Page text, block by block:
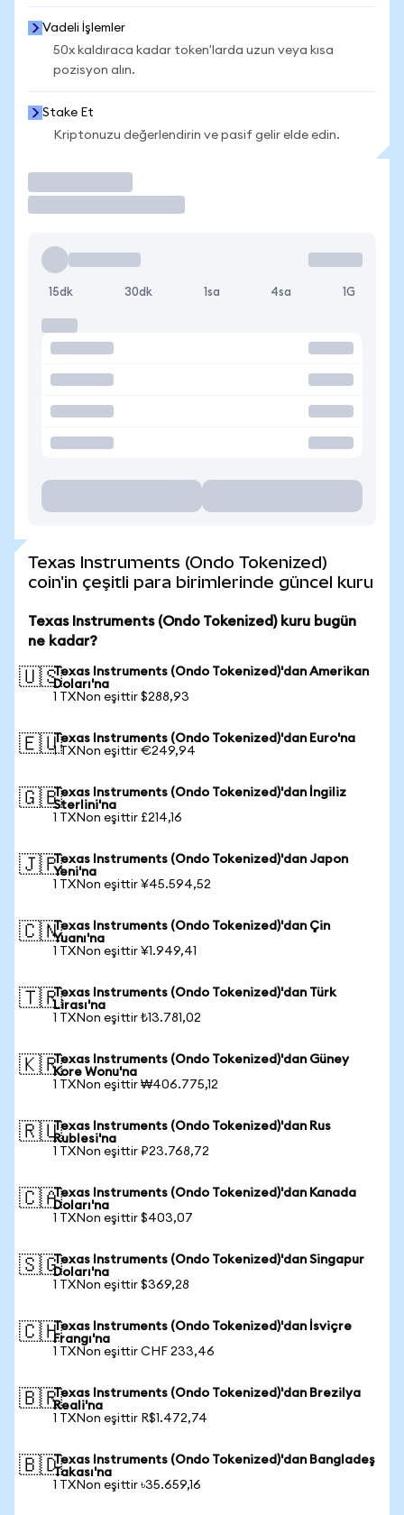
Vadeli İşlemler
50x kaldıraca kadar token'larda uzun veya kısa
pozisyon alın.
Stake Et
Kriptonuzu değerlendirin ve pasif gelir elde edin.
15dk 30dk 1sa 4sa 1G
Texas Instruments (Ondo Tokenized)
coin'in çeşitli para birimlerinde güncel kuru
Texas Instruments (Ondo Tokenized) kuru bugün
ne kadar?
🇺🇸Texas Instruments (Ondo Tokenized)'dan Amerikan
Doları'na
1 TXNon eşittir $288,93
🇪🇺Texas Instruments (Ondo Tokenized)'dan Euro'na
1 TXNon eşittir €249,94
🇬🇧Texas Instruments (Ondo Tokenized)'dan İngiliz
Sterlini'na
1 TXNon eşittir £214,16
🇯🇵Texas Instruments (Ondo Tokenized)'dan Japon
Yeni'na
1 TXNon eşittir ¥45.594,52
🇨🇳Texas Instruments (Ondo Tokenized)'dan Çin
Yuanı'na
1 TXNon eşittir ¥1.949,41
🇹🇷Texas Instruments (Ondo Tokenized)'dan Türk
Lirası'na
1 TXNon eşittir ₺13.781,02
🇰🇷Texas Instruments (Ondo Tokenized)'dan Güney
Kore Wonu'na
1 TXNon eşittir ₩406.775,12
🇷🇺Texas Instruments (Ondo Tokenized)'dan Rus
Rublesi'na
1 TXNon eşittir ₽23.768,72
🇨🇦Texas Instruments (Ondo Tokenized)'dan Kanada
Doları'na
1 TXNon eşittir $403,07
🇸🇬Texas Instruments (Ondo Tokenized)'dan Singapur
Doları'na
1 TXNon eşittir $369,28
🇨🇭Texas Instruments (Ondo Tokenized)'dan İsviçre
Frangı'na
1 TXNon eşittir CHF 233,46
🇧🇷Texas Instruments (Ondo Tokenized)'dan Brezilya
Reali'na
1 TXNon eşittir R$1.472,74
🇧🇩Texas Instruments (Ondo Tokenized)'dan Bangladeş
Takası'na
1 TXNon eşittir ৳35.659,16